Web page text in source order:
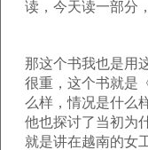
读，今天读一部分
那这个书我也是用
很重，这个书就是
么样，情况是什么
他也探讨了当初为
就是讲在越南的女